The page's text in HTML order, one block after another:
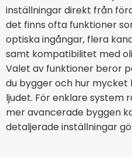
inställningar direkt från
det finns ofta funktioner
optiska ingångar, flera
samt kompatibilitet med
Valet av funktioner beror
du bygger och hur mycket
ljudet. För enklare system
mer avancerade byggen
detaljerade inställningar